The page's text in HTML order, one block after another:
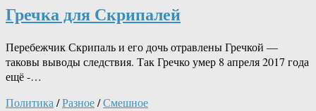
Гречка для Скрипалей
Перебежчик Скрипаль и его дочь отравлены Гречкой —
таковы выводы следствия. Так Гречко умер 8 апреля 2017 года
ещё -…
Политика/Разное/Смешное